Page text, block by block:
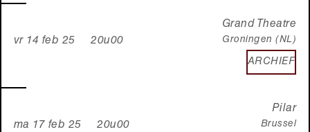
vr 14 feb 25 20u00
Grand Theatre
Groningen (NL)
ARCHIEF
ma 17 feb 25 20u00
Pilar
Brussel